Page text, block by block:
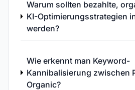
Warum sollten bezahlte,
KI-Optimierungsstrategien
werden?
Wie erkennt man Keyword-
Kannibalisierung zwischen
Organic?